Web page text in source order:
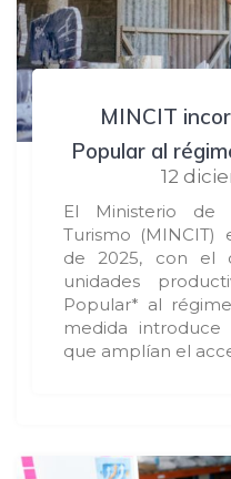
MINCIT
Popular al
12
El Ministerio de
Turismo (MINCIT)
de 2025, con el
unidades
Popular* al
medida introduce
que amplían el